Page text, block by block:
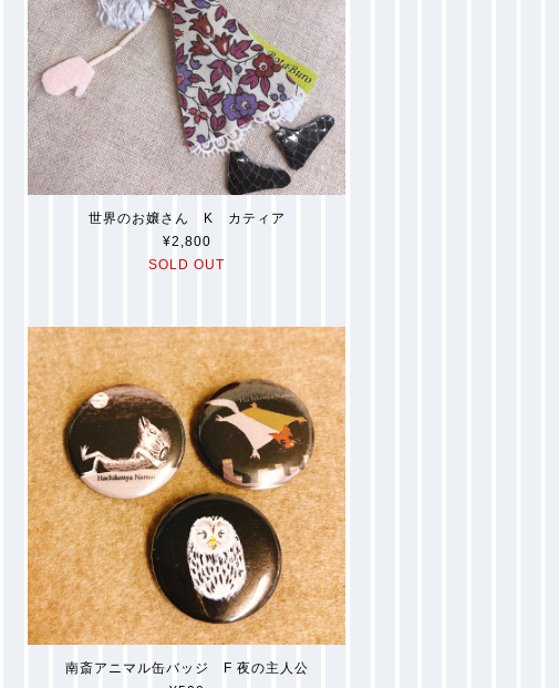
世界のお嬢さん K カティア
¥2,800
SOLD OUT
南斎アニマル缶バッジ F 夜の主人公